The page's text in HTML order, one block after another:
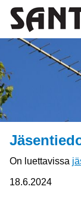
On luettavissa
18.6.2024